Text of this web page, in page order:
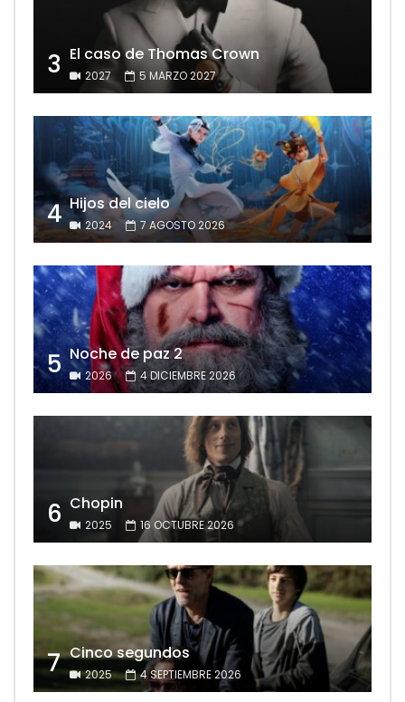
3 El caso de Thomas Crown
2027 5 MARZO 2027
4 Hijos del cielo
2024 7 AGOSTO 2026
5 Noche de paz 2
2026 4 DICIEMBRE 2026
6 Chopin
2025 16 OCTUBRE 2026
7 Cinco segundos
2025 4 SEPTIEMBRE 2026